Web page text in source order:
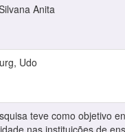
Anita
Udo
teve como objetivo